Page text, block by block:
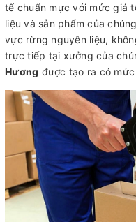
tế chuẩn mực với mức giá
liệu và sản phẩm của
vực rừng nguyên liệu,
trực tiếp tại xưởng của
Hương được tạo ra có